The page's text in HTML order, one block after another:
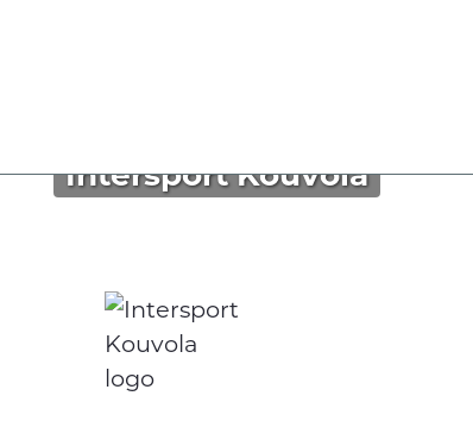
Intersport Kouvola